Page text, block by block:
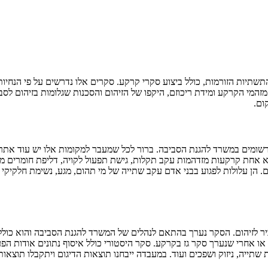
הזורמות, כולל ביצוע סקרי קרקע. סקרים אלו נדרשים על פי
הקרקע ומידת ריכוזם, היקפו של הזיהום והסכנות שגלומות בזיהום
במשרד להגנת הסביבה. ברור לכל שמעבר למקומות אלו יש עוד
אחת קרקעות מזדהמות עקב תקלות, גישת תפעול לקויה, דליפת חומרים
הן עלולות לפגוע בבני אדם עקב שתייה של מי תהום, מגע, נשימת
הסקר נערך בהתאם לנהלים של המשרד להגנת הסביבה והוא כולל
שנערך סקר גז בקרקע. סקר היסטורי כולל איסוף נתונים אודות
ניזוק ושפכים ועוד. במעבדה ייבחנו תוצאות הדיגום ויתקבלו